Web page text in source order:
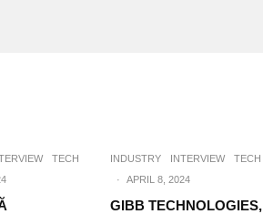
TECH
INDUSTRY INTERVIEW
TECH
·
APRIL 8, 2024
GIBB TECHNOLOGIES,